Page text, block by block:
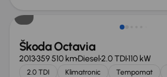
Škoda Octavia
2013359 510 kmDiesel2.0 TDI110 kW
2.0 TDI Klimatronic Tempomat